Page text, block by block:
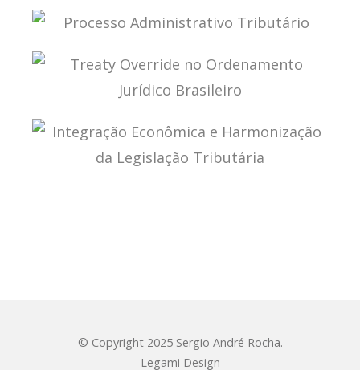
LEGALIDADE E TIPICIDADE NO DIREITO
TRIBUTÁRIO
PROCESSO ADMINISTRATIVO TRIBUTÁRIO
TREATY OVERRIDE NO ORDENAMENTO JURÍDICO
BRASILEIRO
© Copyright 2025 Sergio André Rocha.
Legami Design